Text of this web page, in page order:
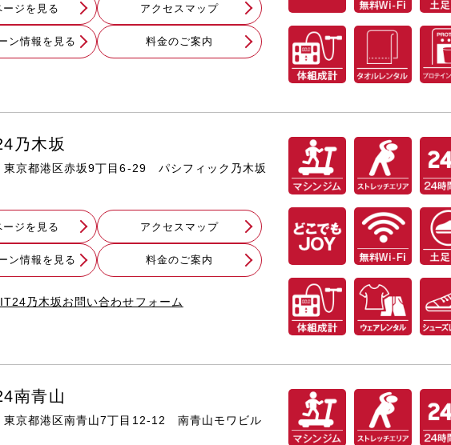
ージを見る アクセスマップ
ン情報を見る 料⾦のご案内
乃木坂
京都港区赤坂9丁目6-29 パシフィック乃木坂
ージを見る アクセスマップ
ン情報を見る 料⾦のご案内
乃木坂お問い合わせフォーム
南青山
京都港区南青山7丁目12-12 南青山モワビル